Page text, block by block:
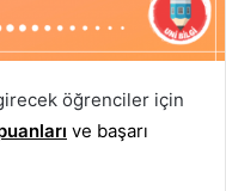
öğrenciler için
ve başarı